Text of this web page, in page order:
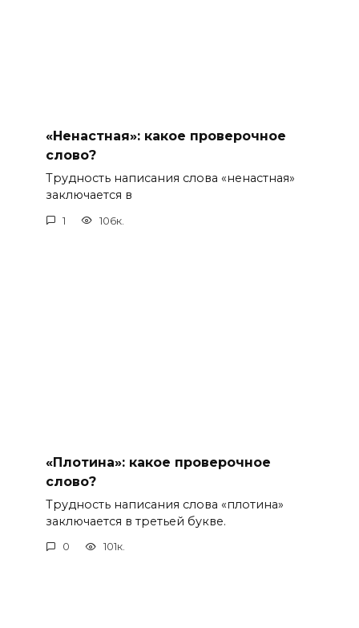
«Ненастная»: какое проверочное
слово?
Трудность написания слова «ненастная»
заключается в
1 106к.
«Плотина»: какое проверочное
слово?
Трудность написания слова «плотина»
заключается в третьей букве.
0 101к.